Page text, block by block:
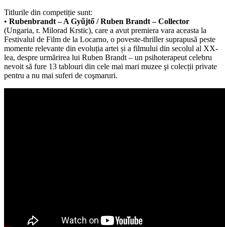
Titlurile din competiție sunt:
• Rubenbrandt – A Gyűjtő / Ruben Brandt – Collector
(Ungaria, r. Milorad Krstic), care a avut premiera vara aceasta la
Festivalul de Film de la Locarno, o poveste-thriller suprapusă peste
momente relevante din evoluția artei și a filmului din secolul al XX-
lea, despre urmărirea lui Ruben Brandt – un psihoterapeut celebru
nevoit să fure 13 tablouri din cele mai mari muzee şi colecții private
pentru a nu mai suferi de coşmaruri.